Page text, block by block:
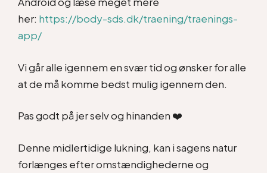
her: https://body-sds.dk/traening/traenings-
app/
Vi går alle igennem en svær tid og ønsker for alle
at de må komme bedst mulig igennem den.
Pas godt på jer selv og hinanden ❤️
Denne midlertidige lukning, kan i sagens natur
forlænges efter omstændighederne og